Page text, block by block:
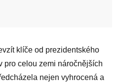
klíče od prezidentského
pro celou zemi náročnějších
nejen vyhrocená a